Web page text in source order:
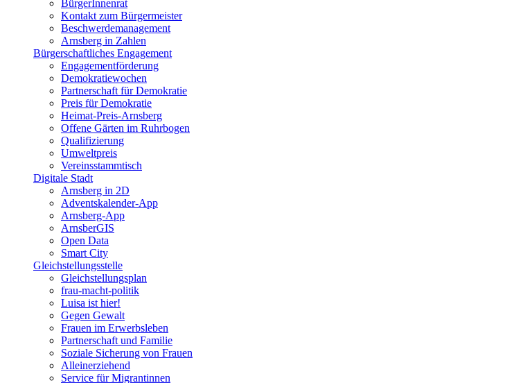
BürgerInnenrat
Kontakt zum Bürgermeister
Beschwerdemanagement
Arnsberg in Zahlen
Bürgerschaftliches Engagement
Engagementförderung
Demokratiewochen
Partnerschaft für Demokratie
Preis für Demokratie
Heimat-Preis-Arnsberg
Offene Gärten im Ruhrbogen
Qualifizierung
Umweltpreis
Vereinsstammtisch
Digitale Stadt
Arnsberg in 2D
Adventskalender-App
Arnsberg-App
ArnsberGIS
Open Data
Smart City
Gleichstellungsstelle
Gleichstellungsplan
frau-macht-politik
Luisa ist hier!
Gegen Gewalt
Frauen im Erwerbsleben
Partnerschaft und Familie
Soziale Sicherung von Frauen
Alleinerziehend
Service für Migrantinnen